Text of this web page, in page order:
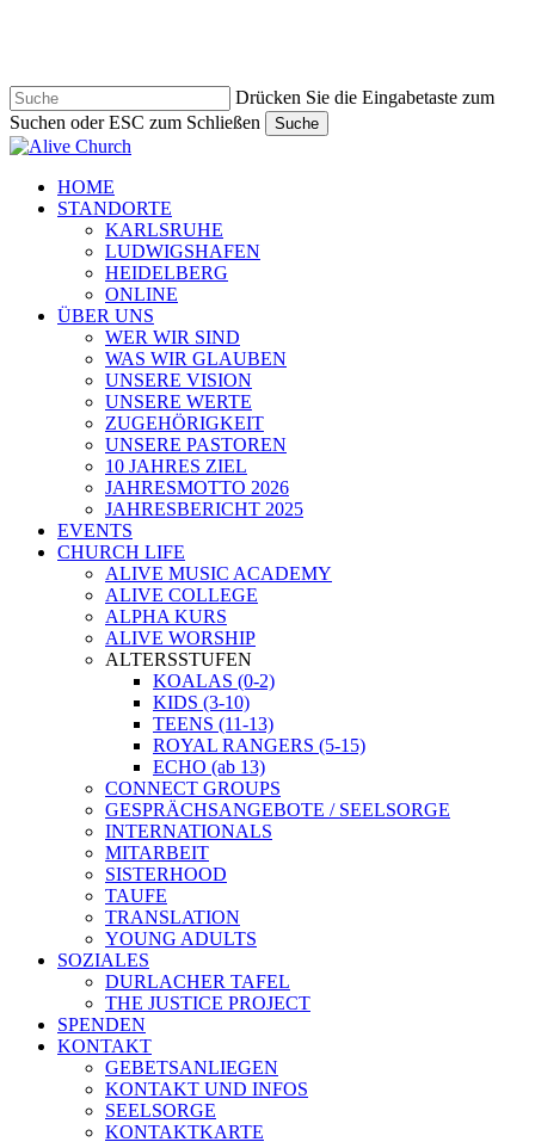
Drücken Sie die Eingabetaste zum
Suchen oder ESC zum Schließen
Suche
Suche
Navigationsmenü
HOME
STANDORTE
KARLSRUHE
LUDWIGSHAFEN
HEIDELBERG
ONLINE
ÜBER UNS
WER WIR SIND
WAS WIR GLAUBEN
UNSERE VISION
UNSERE WERTE
ZUGEHÖRIGKEIT
UNSERE PASTOREN
10 JAHRES ZIEL
JAHRESMOTTO 2026
JAHRESBERICHT 2025
EVENTS
CHURCH LIFE
ALIVE MUSIC ACADEMY
ALIVE COLLEGE
ALPHA KURS
ALIVE WORSHIP
ALTERSSTUFEN
KOALAS (0-2)
KIDS (3-10)
TEENS (11-13)
ROYAL RANGERS (5-15)
ECHO (ab 13)
CONNECT GROUPS
GESPRÄCHSANGEBOTE / SEELSORGE
INTERNATIONALS
MITARBEIT
SISTERHOOD
TAUFE
TRANSLATION
YOUNG ADULTS
SOZIALES
DURLACHER TAFEL
THE JUSTICE PROJECT
SPENDEN
KONTAKT
GEBETSANLIEGEN
KONTAKT UND INFOS
SEELSORGE
KONTAKTKARTE